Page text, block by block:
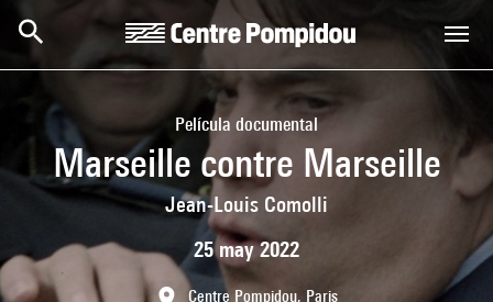
Centre Pompidou
Película documental
Marseille contre Marseille
Jean-Louis Comolli
25 may 2022
Centre Pompidou, Paris